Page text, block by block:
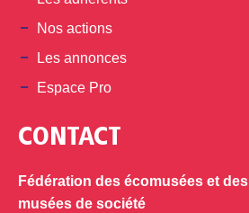
Nos actions
Les annonces
Espace Pro
CONTACT
Fédération des écomusées et des
musées de société